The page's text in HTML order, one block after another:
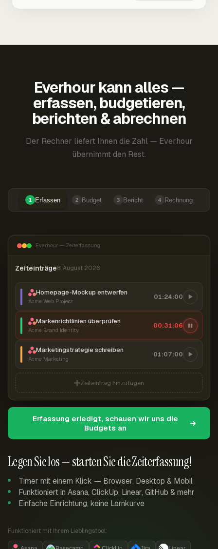
Everhour kann alles —
erfassen, budgetieren,
berichten & abrechnen
Der Rechner liefert Ihnen die Zahl — Everhour
übernimmt den Rest.
1 Erfassen 2 Budget 3 Bericht 4 Rechnung
Legen Sie los — starten Sie die Zeiterfassung!
Timer mit einem Klick — Browser, Desktop & Mobil
Funktioniert in Asana, ClickUp, Linear, GitHub & mehr
Einfache Einrichtung, keine Lernkurve
Funktioniert mit Ihrem Lieblingstool:
Everhour — Zeiterfassung
Zeiteinträge8. August 2026
Homepage-Mockup entwerfen
Acme Web Project
01:24:00
Markenrichtlinien überprüfen
Acme Brand Identity
00:31:07
Marketingstrategie schreiben
Acme Marketing
01:07:00
Zeiteintrag hinzufügen
Erfassung erledigt, schauen wir uns die
Budgets an